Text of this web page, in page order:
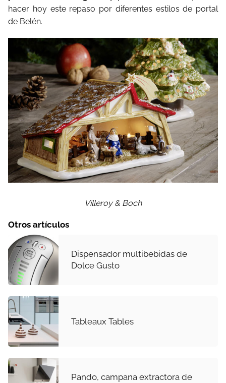
hacer hoy este repaso por diferentes estilos de portal
de Belén.
Villeroy & Boch
Otros artículos
Dispensador multibebidas de
Dolce Gusto
Tableaux Tables
Pando, campana extractora de